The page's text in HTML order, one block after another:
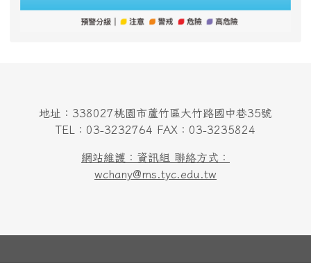
地址：338027桃園市蘆竹區大竹路國中巷35號
TEL：03-3232764 FAX：03-3235824
網站維護：資訊組 聯絡方式：
wchany@ms.tyc.edu.tw